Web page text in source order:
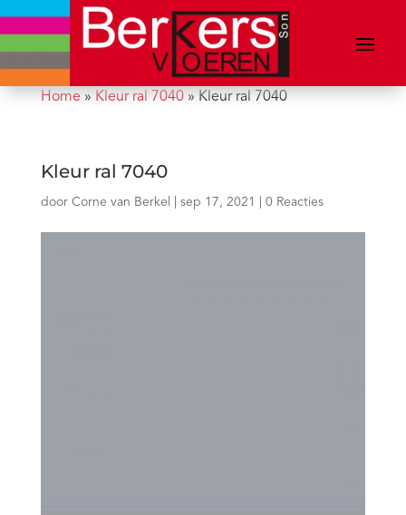
Home» Kleur ral 7040» Kleur ral 7040
Kleur ral 7040
door Corne van Berkel sep 17, 2021 0 Reacties